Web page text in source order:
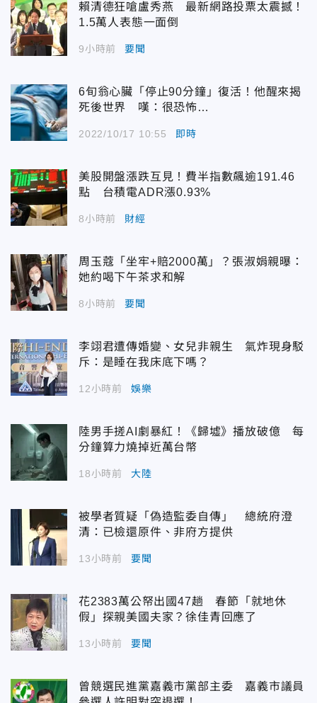
賴清德狂嗆盧秀燕 最新網路投票太震撼！
1.5萬人表態一面倒
9小時前 要聞
6旬翁心臟「停止90分鐘」復活！他醒來揭
死後世界 嘆：很恐怖…
2022/10/17 10:55 即時
美股開盤漲跌互見！費半指數飆逾191.46
點 台積電ADR漲0.93%
8小時前 財經
周玉蔻「坐牢+賠2000萬」？張淑娟親曝：
她約喝下午茶求和解
8小時前 要聞
李翊君遭傳婚變、女兒非親生 氣炸現身駁
斥：是睡在我床底下嗎？
12小時前 娛樂
陸男手搓AI劇暴紅！《歸墟》播放破億 每
分鐘算力燒掉近萬台幣
18小時前 大陸
被學者質疑「偽造監委自傳」 總統府澄
清：已檢還原件、非府方提供
13小時前 要聞
花2383萬公帑出國47趟 春節「就地休
假」探親美國夫家？徐佳青回應了
13小時前 要聞
曾競選民進黨嘉義市黨部主委 嘉義市議員